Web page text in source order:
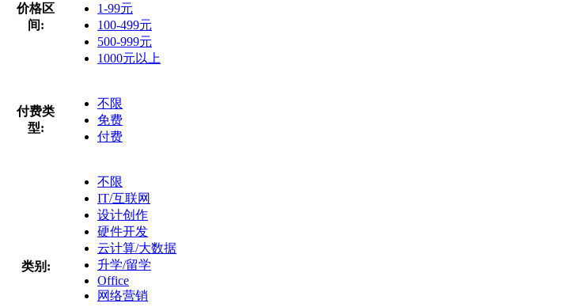
价格区
间:
1-99元
100-499元
500-999元
1000元以上
付费类
型:
不限
免费
付费
类别:
不限
IT/互联网
设计创作
硬件开发
云计算/大数据
升学/留学
Office
网络营销